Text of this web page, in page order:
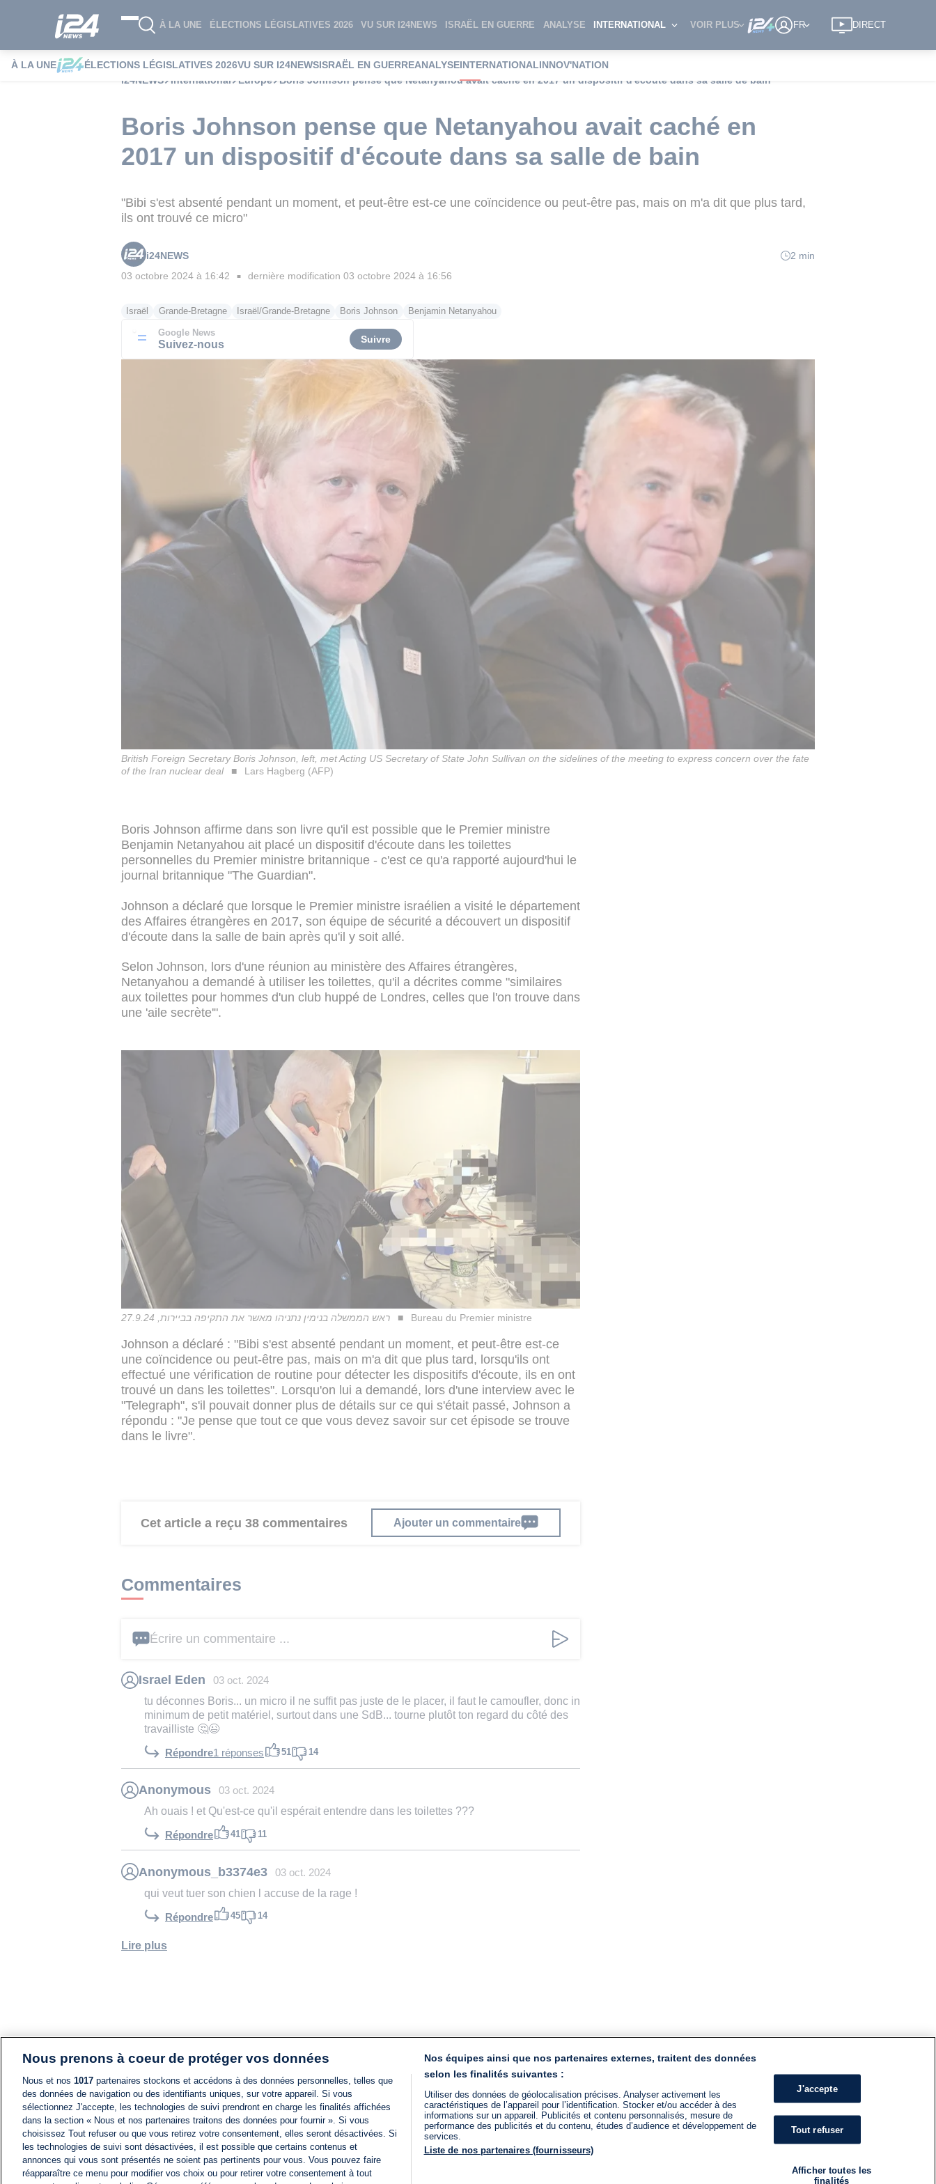
À LA UNE ÉLECTIONS LÉGISLATIVES 2026 VU SUR I24NEWS ISRAËL EN GUERRE ANALYSE INTERNATIONAL VOIR PLUS FR DIRECT
À LA UNE ÉLECTIONS LÉGISLATIVES 2026VU SUR I24NEWSISRAËL EN GUERREANALYSEINTERNATIONALINNOV'NATION
i24NEWS
International Europe Boris Johnson pense que Netanyahou avait caché en 2017 un dispositif d'écoute dans sa salle de bain
Boris Johnson pense que Netanyahou avait caché en
2017 un dispositif d'écoute dans sa salle de bain
"Bibi s'est absenté pendant un moment, et peut-être est-ce une coïncidence ou peut-être pas, mais on m'a dit que plus tard,
ils ont trouvé ce micro"
i24NEWS
2 min
03 octobre 2024 à 16:42 ■ dernière modification 03 octobre 2024 à 16:56
Israël Grande-Bretagne Israël/Grande-Bretagne Boris Johnson Benjamin Netanyahou
Google News
Suivez-nous Suivre
British Foreign Secretary Boris Johnson, left, met Acting US Secretary of State John Sullivan on the sidelines of the meeting to express concern over the fate
of the Iran nuclear deal
Lars Hagberg (AFP)
Boris Johnson affirme dans son livre qu'il est possible que le Premier ministre
Benjamin Netanyahou ait placé un dispositif d'écoute dans les toilettes
personnelles du Premier ministre britannique - c'est ce qu'a rapporté aujourd'hui le
journal britannique "The Guardian".
Johnson a déclaré que lorsque le Premier ministre israélien a visité le département
des Affaires étrangères en 2017, son équipe de sécurité a découvert un dispositif
d'écoute dans la salle de bain après qu'il y soit allé.
Selon Johnson, lors d'une réunion au ministère des Affaires étrangères,
Netanyahou a demandé à utiliser les toilettes, qu'il a décrites comme "similaires
aux toilettes pour hommes d'un club huppé de Londres, celles que l'on trouve dans
une 'aile secrète'".
ראש הממשלה בנימין נתניהו מאשר את התקיפה בביירות, 27.9.24 Bureau du Premier ministre
Johnson a déclaré : "Bibi s'est absenté pendant un moment, et peut-être est-ce
une coïncidence ou peut-être pas, mais on m'a dit que plus tard, lorsqu'ils ont
effectué une vérification de routine pour détecter les dispositifs d'écoute, ils en ont
trouvé un dans les toilettes". Lorsqu'on lui a demandé, lors d'une interview avec le
"Telegraph", s'il pouvait donner plus de détails sur ce qui s'était passé, Johnson a
répondu : "Je pense que tout ce que vous devez savoir sur cet épisode se trouve
dans le livre".
Cet article a reçu 38 commentaires Ajouter un commentaire
Commentaires
Écrire un commentaire ...
Israel Eden 03 oct. 2024
tu déconnes Boris... un micro il ne suffit pas juste de le placer, il faut le camoufler, donc in
minimum de petit matériel, surtout dans une SdB... tourne plutôt ton regard du côté des
travailliste 🤔😉
Répondre1 réponses 51 14
Anonymous 03 oct. 2024
Ah ouais ! et Qu'est-ce qu'il espérait entendre dans les toilettes ???
Répondre 41 11
Anonymous_b3374e3 03 oct. 2024
qui veut tuer son chien l accuse de la rage !
Répondre 45 14
Lire plus
Nous prenons à coeur de protéger vos données
Nous et nos 1017 partenaires stockons et accédons à des données personnelles, telles que
des données de navigation ou des identifiants uniques, sur votre appareil. Si vous
sélectionnez J'accepte, les technologies de suivi prendront en charge les finalités affichées
dans la section « Nous et nos partenaires traitons des données pour fournir ». Si vous
choisissez Tout refuser ou que vous retirez votre consentement, elles seront désactivées. Si
les technologies de suivi sont désactivées, il est possible que certains contenus et
annonces qui vous sont présentés ne soient pas pertinents pour vous. Vous pouvez faire
réapparaître ce menu pour modifier vos choix ou pour retirer votre consentement à tout
Nos équipes ainsi que nos partenaires externes, traitent des données
selon les finalités suivantes :
Utiliser des données de géolocalisation précises. Analyser activement les
caractéristiques de l’appareil pour l’identification. Stocker et/ou accéder à des
informations sur un appareil. Publicités et contenu personnalisés, mesure de
performance des publicités et du contenu, études d’audience et développement de
services.
Liste de nos partenaires (fournisseurs)
J'accepte
Tout refuser
Afficher toutes les
finalités